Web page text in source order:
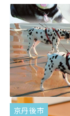
京丹後市